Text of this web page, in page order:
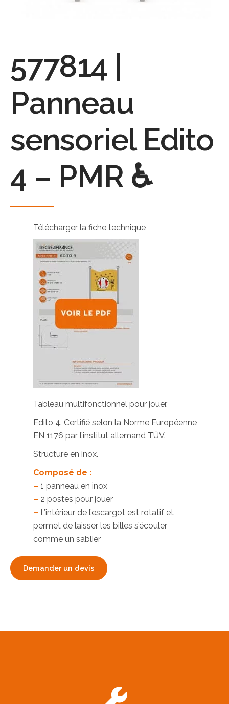
577814 |
Panneau
sensoriel Edito
4 – PMR ♿
Télécharger la fiche technique
Tableau multifonctionnel pour jouer.
Edito 4. Certifié selon la Norme Européenne
EN 1176 par l’institut allemand TÜV.
Structure en inox.
Composé de :
– 1 panneau en inox
– 2 postes pour jouer
– L’intérieur de l’escargot est rotatif et
permet de laisser les billes s’écouler
comme un sablier
Demander un devis